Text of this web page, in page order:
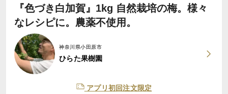
『色づき白加賀』1kg 自然栽培の梅。様々
なレシピに。農薬不使用。
神奈川県小田原市
ひらた果樹園
アプリ初回注文限定